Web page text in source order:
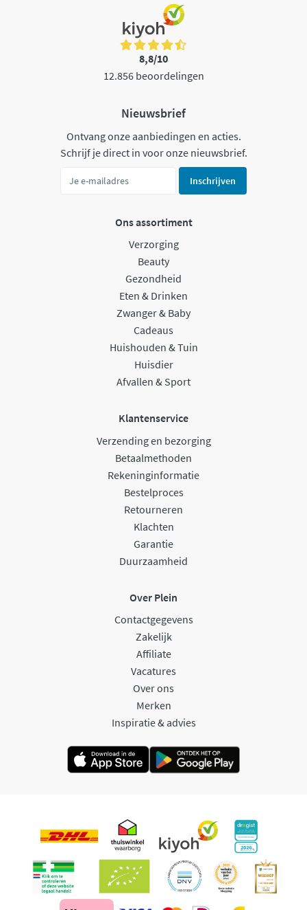
8,8/10
12.856 beoordelingen
Nieuwsbrief
Ontvang onze aanbiedingen en acties.
Schrijf je direct in voor onze nieuwsbrief.
Inschrijven
Ons assortiment
Verzorging
Beauty
Gezondheid
Eten & Drinken
Zwanger & Baby
Cadeaus
Huishouden & Tuin
Huisdier
Afvallen & Sport
Klantenservice
Verzending en bezorging
Betaalmethoden
Rekeninginformatie
Bestelproces
Retourneren
Klachten
Garantie
Duurzaamheid
Over Plein
Contactgegevens
Zakelijk
Affiliate
Vacatures
Over ons
Merken
Inspiratie & advies